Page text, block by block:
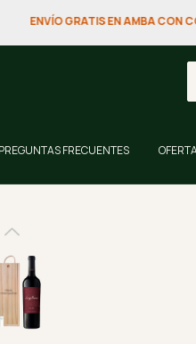
PREGUNTAS FRECUENTES